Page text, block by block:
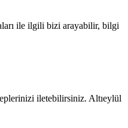
ile ilgili bizi arayabilir, bilgi
iletebilirsiniz. Altıeylül